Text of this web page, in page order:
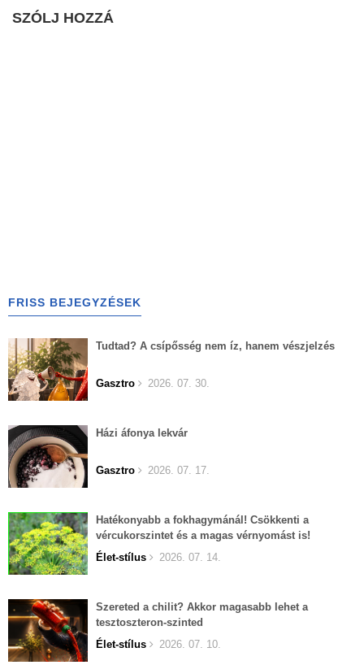
SZÓLJ HOZZÁ
FRISS BEJEGYZÉSEK
Tudtad? A csípősség nem íz, hanem vészjelzés
Gasztro 2026. 07. 30.
Házi áfonya lekvár
Gasztro 2026. 07. 17.
Hatékonyabb a fokhagymánál! Csökkenti a
vércukorszintet és a magas vérnyomást is!
Élet-stílus
2026. 07. 14.
Szereted a chilit? Akkor magasabb lehet a
tesztoszteron-szinted
Élet-stílus
2026. 07. 10.